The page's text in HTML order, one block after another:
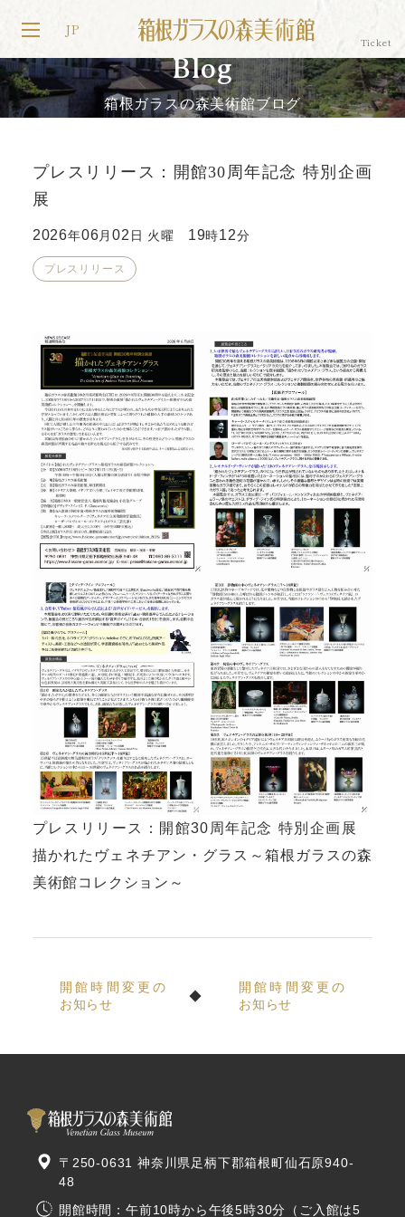
JP
Blog
箱根ガラスの森美術館ブログ
プレスリリース：開館30周年記念 特別企画
展
2026年06 月02 日 火曜 19時12分
プレスリリース
プレスリリース：開館30周年記念 特別企画展
描かれたヴェネチアン・グラス～箱根ガラスの森
美術館コレクション～
開館時間変更の
お知らせ
開館時間変更の
お知らせ
〒250-0631 神奈川県足柄下郡箱根町仙石原940-
48
開館時間：午前10時から午後5時30分（ご入館は5